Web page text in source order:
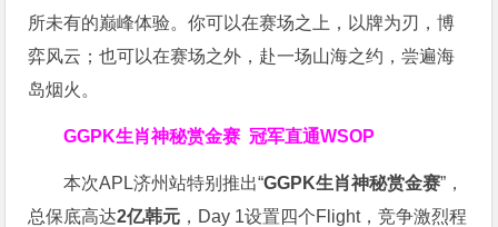
所未有的巅峰体验。你可以在赛场之上，以牌为刃，博
弈风云；也可以在赛场之外，赴一场山海之约，尝遍海
岛烟火。
GGPK生肖神秘赏金赛冠军直通WSOP
本次APL济州站特别推出“GGPK生肖神秘赏金赛”，
总保底高达2亿韩元 ，Day 1设置四个Flight，竞争激烈程